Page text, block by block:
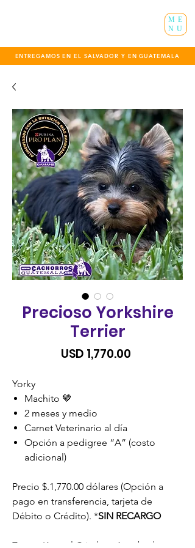
ENTREGAMOS EN EL SALVADOR Y EN GUATEMALA
ME
NU
Precioso Yorkshire
Terrier
USD 1,770.00
Yorky
Machito 🤎
2 meses y medio
Carnet Veterinario al día
Opción a pedigree “A” (costo
adicional)
Precio $.1,770.00 dólares (Opción a
pago en transferencia, tarjeta de
Débito o Crédito). *SIN RECARGO
Zoona Kennel Criadero Aprobado y